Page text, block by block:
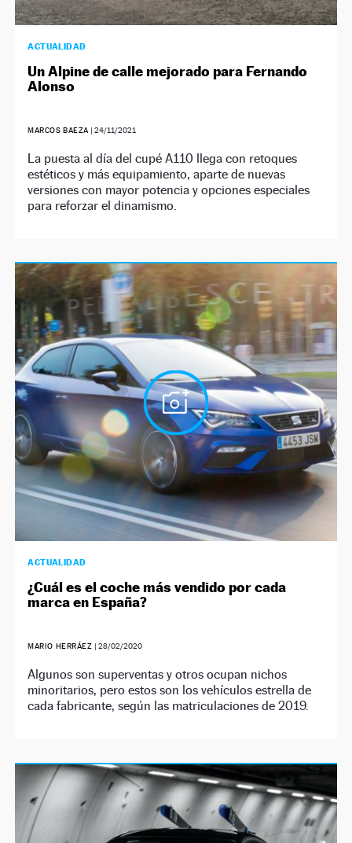
ACTUALIDAD
Un Alpine de calle mejorado para Fernando
Alonso
MARCOS BAEZA |24/11/2021
La puesta al día del cupé A110 llega con retoques
estéticos y más equipamiento, aparte de nuevas
versiones con mayor potencia y opciones especiales
para reforzar el dinamismo.
ACTUALIDAD
¿Cuál es el coche más vendido por cada
marca en España?
MARIO HERRÁEZ | 28/02/2020
Algunos son superventas y otros ocupan nichos
minoritarios, pero estos son los vehículos estrella de
cada fabricante, según las matriculaciones de 2019.